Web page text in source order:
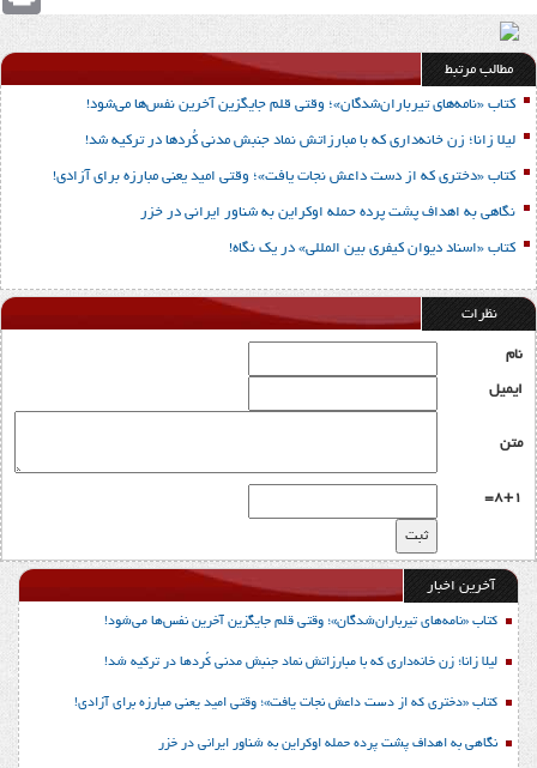
مطالب مرتبط
کتاب «نامه‌های تیرباران‌شدگان»؛ وقتی قلم جایگزین آخرین نفس‌ها می‌شود!
لیلا زانا؛ زن خانه‌داری که با مبارزاتش نماد جنبش مدنی کُردها در ترکیه شد!
کتاب «دختری که از دست داعش نجات یافت»؛ وقتی امید یعنی مبارزه برای آزادی!
نگاهی به اهداف پشت پرده حمله اوکراین به شناور ایرانی در خزر
کتاب «اسناد دیوان کیفری بین المللی» در یک نگاه!
نظرات
نام
ایمیل
متن
8+1=
آخرین اخبار
کتاب «نامه‌های تیرباران‌شدگان»؛ وقتی قلم جایگزین آخرین نفس‌ها می‌شود!
لیلا زانا؛ زن خانه‌داری که با مبارزاتش نماد جنبش مدنی کُردها در ترکیه شد!
کتاب «دختری که از دست داعش نجات یافت»؛ وقتی امید یعنی مبارزه برای آزادی!
نگاهی به اهداف پشت پرده حمله اوکراین به شناور ایرانی در خزر